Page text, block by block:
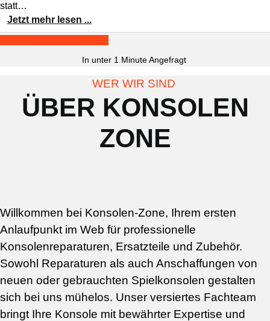
statt…
Jetzt mehr lesen ...
In unter 1 Minute Angefragt
WER WIR SIND
ÜBER KONSOLEN
ZONE
Willkommen bei Konsolen-Zone, Ihrem ersten
Anlaufpunkt im Web für professionelle
Konsolenreparaturen, Ersatzteile und Zubehör.
Sowohl Reparaturen als auch Anschaffungen von
neuen oder gebrauchten Spielkonsolen gestalten
sich bei uns mühelos. Unser versiertes Fachteam
bringt Ihre Konsole mit bewährter Expertise und